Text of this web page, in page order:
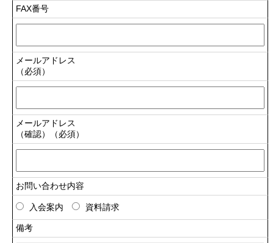
FAX番号
メールアドレス
（必須）
メールアドレス
（確認）（必須）
お問い合わせ内容
入会案内 資料請求
備考